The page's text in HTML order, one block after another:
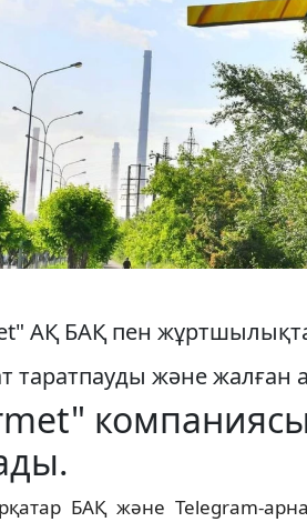
АҚ БАҚ пен
таратпауды және жалған
БАҚ және Telegram-